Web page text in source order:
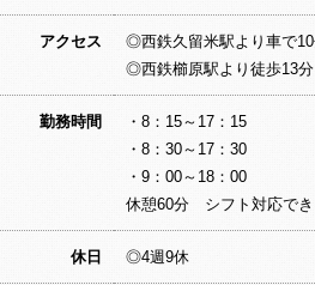
アクセス
◎西鉄久留米駅より車で
◎西鉄櫛原駅より徒歩13分
勤務時間
・8：15～17：15
・8：30～17：30
・9：00～18：00
休憩60分 シフト対応で
休日 ◎4週9休